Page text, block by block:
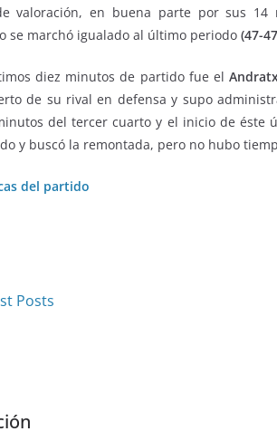
valoración, en buena parte por sus
se marchó igualado al último periodo (47-
diez minutos de partido fue el
de su rival en defensa y supo
del tercer cuarto y el inicio de éste
y buscó la remontada, pero no hubo
del partido
Posts